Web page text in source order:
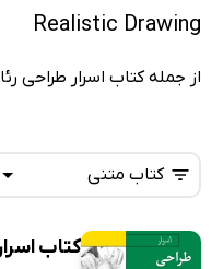
Realistic Drawing
از جمله کتاب اسرار طراحی
کتاب متنی
همه کتاب‌ها
کتاب